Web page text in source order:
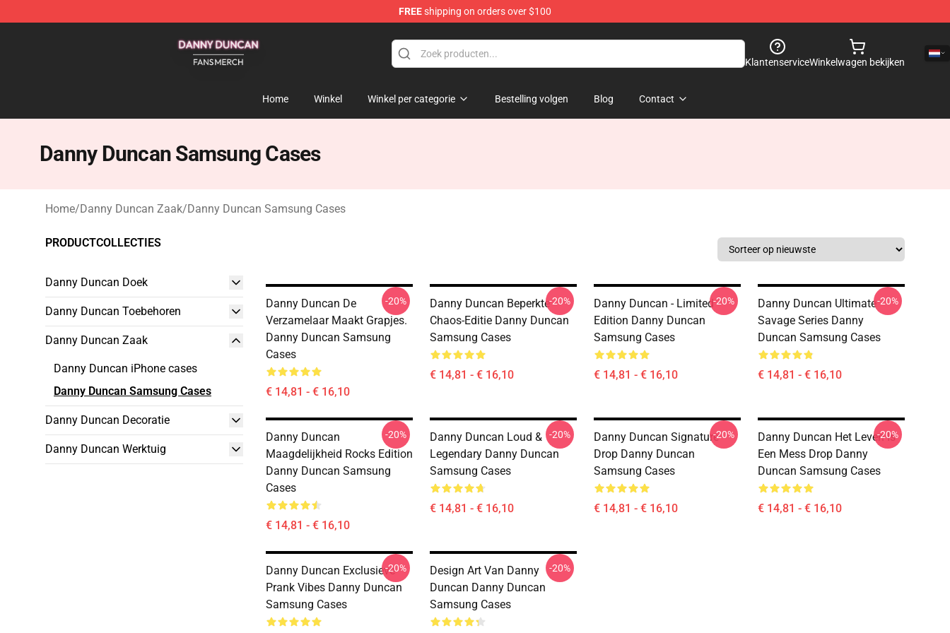
FREEshipping on orders over $100
KlantenserviceWinkelwagen bekijken
Home Winkel Winkel per categorie Bestelling volgen Blog Contact
Danny Duncan Samsung Cases
Home/Danny Duncan Zaak/Danny Duncan Samsung Cases
PRODUCTCOLLECTIES
Danny Duncan Doek
Danny Duncan Toebehoren
Danny Duncan Zaak
Danny Duncan iPhone cases
Danny Duncan Samsung Cases
Danny Duncan Decoratie
Danny Duncan Werktuig
Danny Duncan De
Verzamelaar Maakt Grapjes.
Danny Duncan Samsung
Cases
€ 14,81 - € 16,10
-20%
Danny Duncan Beperkte
Chaos-Editie Danny Duncan
Samsung Cases
€ 14,81 - € 16,10
-20%
Danny Duncan - Limited
Edition Danny Duncan
Samsung Cases
€ 14,81 - € 16,10
-20%
Danny Duncan Ultimate
Savage Series Danny
Duncan Samsung Cases
€ 14,81 - € 16,10
-20%
Danny Duncan
Maagdelijkheid Rocks Edition
Danny Duncan Samsung
Cases
€ 14,81 - € 16,10
-20%
Danny Duncan Loud &
Legendary Danny Duncan
Samsung Cases
€ 14,81 - € 16,10
-20%
Danny Duncan Signature
Drop Danny Duncan
Samsung Cases
€ 14,81 - € 16,10
-20%
Danny Duncan Het Leven Is
Een Mess Drop Danny
Duncan Samsung Cases
€ 14,81 - € 16,10
-20%
Danny Duncan Exclusieve
Prank Vibes Danny Duncan
Samsung Cases
-20%
Design Art Van Danny
Duncan Danny Duncan
Samsung Cases
-20%